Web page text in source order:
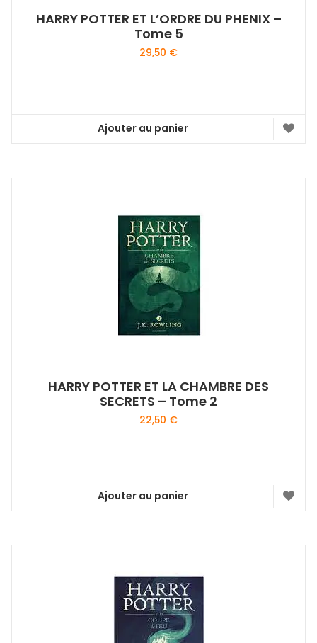
HARRY POTTER ET L’ORDRE DU PHENIX –
Tome 5
29,50 €
Ajouter au panier
HARRY POTTER ET LA CHAMBRE DES
SECRETS – Tome 2
22,50 €
Ajouter au panier